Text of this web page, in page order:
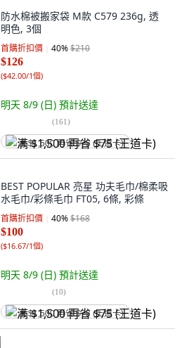
防水棉被搬家袋 M款 C579 236g, 透
明色, 3個
首購折扣價 40%$210
$126
($42.00/1個)
明天 8/9 (日) 預計送達
(161)
满 $1,500 再省 $75 (王道卡)
BEST POPULAR 亮星 功夫毛巾/棉柔吸
水毛巾/彩條毛巾 FT05, 6條, 彩條
首購折扣價 40%$168
$100
($16.67/1個)
明天 8/9 (日) 預計送達
(10)
满 $1,500 再省 $75 (王道卡)